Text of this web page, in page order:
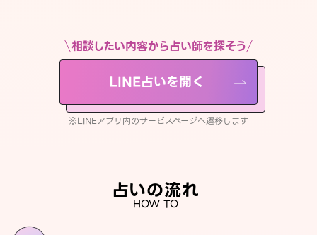
相談したい内容から占い師を探そう
LINE占いを開く
※LINEアプリ内のサービスページへ遷移します
占いの流れ
HOW TO